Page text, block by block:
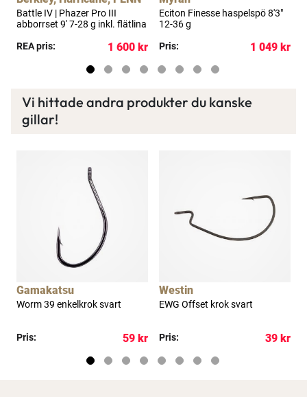
Läs mer här
Battle IV | Phazer Pro III
abborrset 9' 7-28 g inkl. flätlina
REA pris:
1 600 kr
Eciton Finesse haspelspö 8'3"
12-36 g
Pris:
1 049 kr
Vi hittade andra produkter du kanske
gillar!
Gamakatsu
Worm 39 enkelkrok svart
Pris: 59 kr
Westin
EWG Offset krok svart
Pris: 39 kr